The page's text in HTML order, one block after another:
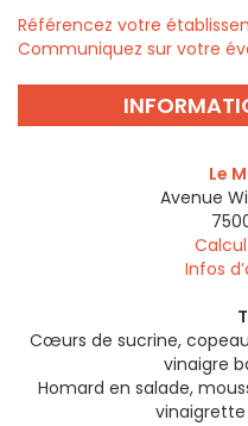
Référencez votre
Communiquez sur votre
Le
Avenue
Infos
Cœurs de sucrine,
vinaigre
Homard en salade,